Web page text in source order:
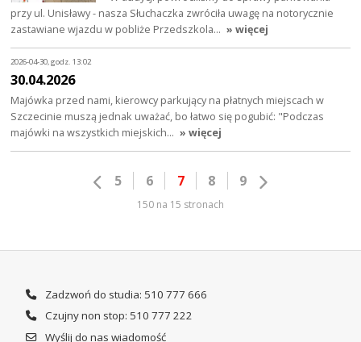
przy ul. Unisławy - nasza Słuchaczka zwróciła uwagę na notorycznie
zastawiane wjazdu w pobliże Przedszkola… » więcej
2026-04-30, godz. 13:02
30.04.2026
Majówka przed nami, kierowcy parkujący na płatnych miejscach w
Szczecinie muszą jednak uważać, bo łatwo się pogubić: "Podczas
majówki na wszystkich miejskich… » więcej
5 6 7 8 9
150 na 15 stronach
Zadzwoń do studia: 510 777 666
Czujny non stop: 510 777 222
Wyślij do nas wiadomość